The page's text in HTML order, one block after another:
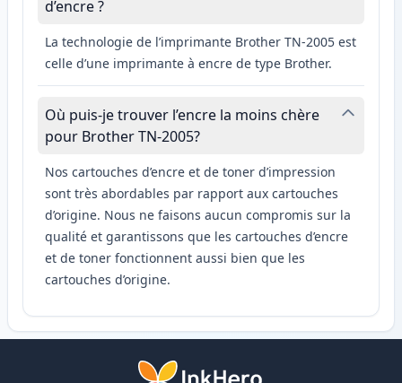
d’encre ?
La technologie de l’imprimante Brother TN-2005 est
celle d’une imprimante à encre de type Brother.
Où puis-je trouver l’encre la moins chère
pour Brother TN-2005?
Nos cartouches d’encre et de toner d’impression
sont très abordables par rapport aux cartouches
d’origine. Nous ne faisons aucun compromis sur la
qualité et garantissons que les cartouches d’encre
et de toner fonctionnent aussi bien que les
cartouches d’origine.